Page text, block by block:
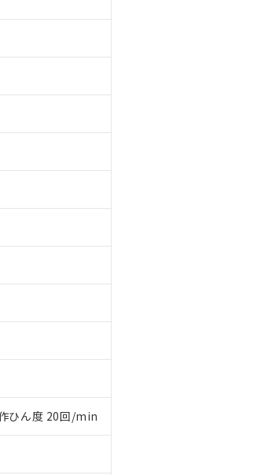
ひん度 20回/min
い。
した製品が提供可能な商品です。
た製品に切り替える予定のある商品です。
関係のない商品です。
含有品と判明した場合などやむを得ず変更すること